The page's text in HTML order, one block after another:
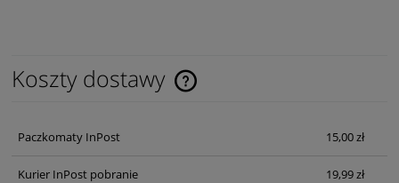
Koszty dostawy
Cena nie zawiera ewentualnych kosztów płatności
Paczkomaty InPost 15,00 zł
Kurier InPost pobranie 19,99 zł